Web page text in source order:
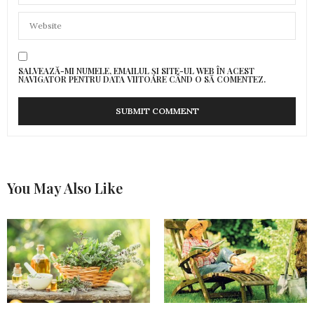
SALVEAZĂ-MI NUMELE, EMAILUL ȘI SITE-UL WEB ÎN ACEST
NAVIGATOR PENTRU DATA VIITOARE CÂND O SĂ COMENTEZ.
You May Also Like